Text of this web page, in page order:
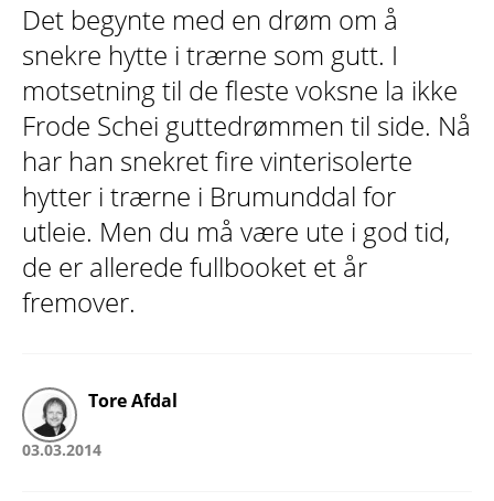
Det begynte med en drøm om å
snekre hytte i trærne som gutt. I
motsetning til de fleste voksne la ikke
Frode Schei guttedrømmen til side. Nå
har han snekret fire vinterisolerte
hytter i trærne i Brumunddal for
utleie. Men du må være ute i god tid,
de er allerede fullbooket et år
fremover.
Tore Afdal
03.03.2014